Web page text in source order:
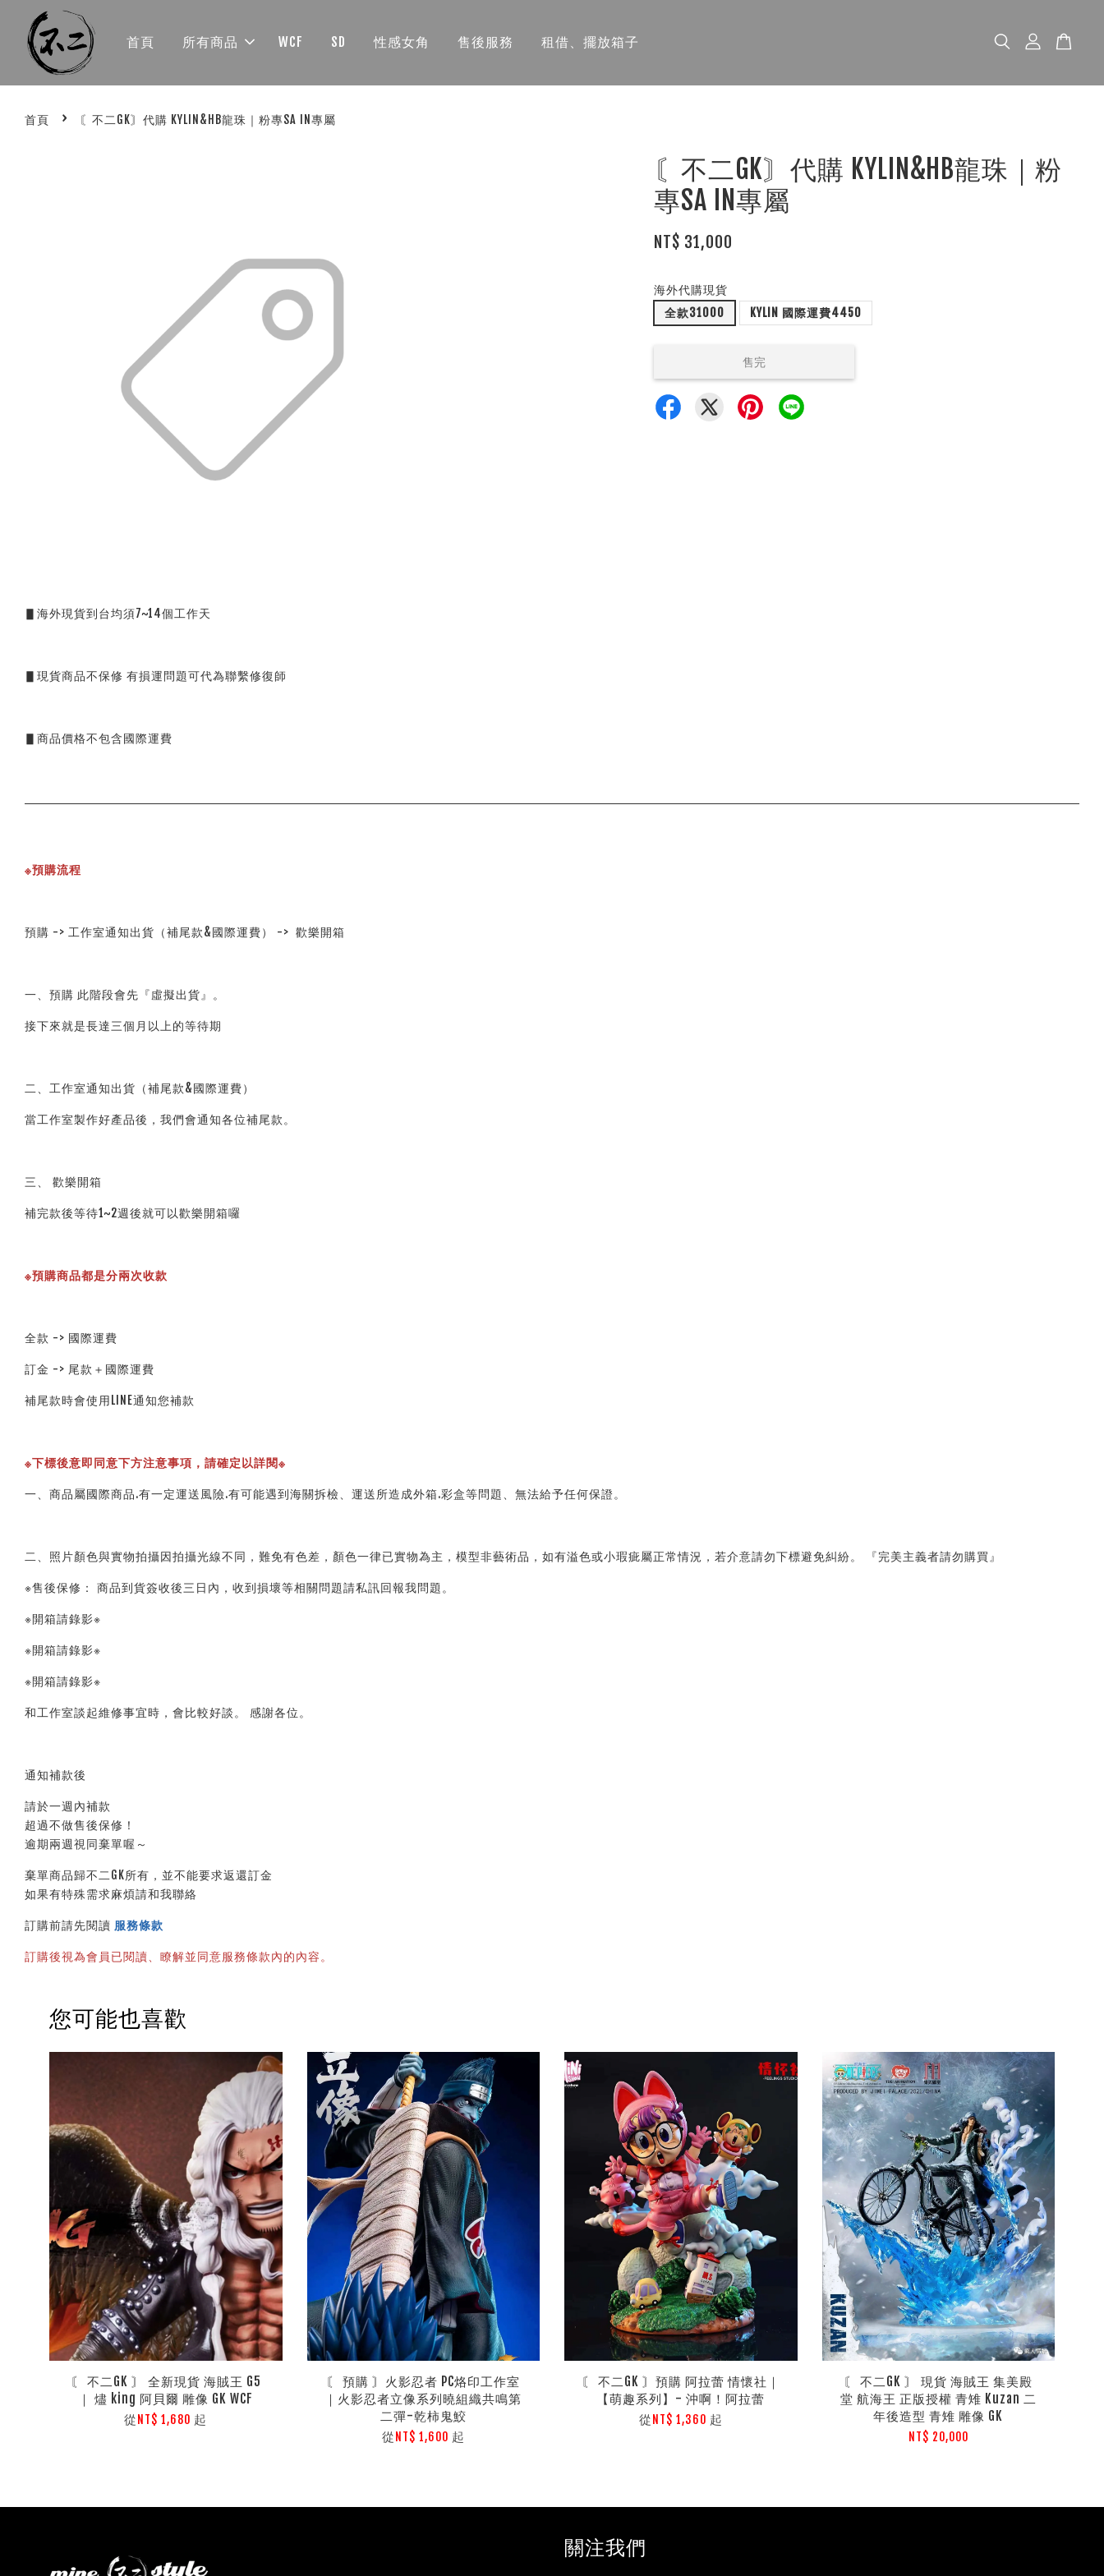
首頁 所有商品 WCF SD 性感女角 售後服務 租借、擺放箱子
首頁 › 〘不二GK〙代購 KYLIN&HB龍珠｜粉專SA IN專屬
〘不二GK〙代購 KYLIN&HB龍珠｜粉
專SA IN專屬
NT$ 31,000
海外代購現貨
全款31000
KYLIN 國際運費4450
售完
▋海外現貨到台均須7~14個工作天
▋現貨商品不保修 有損運問題可代為聯繫修復師
▋商品價格不包含國際運費
※預購流程
預購 -> 工作室通知出貨（補尾款&國際運費） -> 歡樂開箱
一、預購 此階段會先『虛擬出貨』。
接下來就是長達三個月以上的等待期
二、工作室通知出貨（補尾款&國際運費）
當工作室製作好產品後，我們會通知各位補尾款。
三、 歡樂開箱
補完款後等待1~2週後就可以歡樂開箱囉
※預購商品都是分兩次收款
全款 -> 國際運費
訂金 -> 尾款＋國際運費
補尾款時會使用LINE通知您補款
※下標後意即同意下方注意事項，請確定以詳閱※
一、商品屬國際商品.有一定運送風險.有可能遇到海關拆檢、運送所造成外箱.彩盒等問題、無法給予任何保證。
二、照片顏色與實物拍攝因拍攝光線不同，難免有色差，顏色一律已實物為主，模型非藝術品，如有溢色或小瑕疵屬正常情況，若介意請勿下標避免糾紛。 『完美主義者請勿購買』
※售後保修： 商品到貨簽收後三日內，收到損壞等相關問題請私訊回報我問題。
※開箱請錄影※
※開箱請錄影※
※開箱請錄影※
和工作室談起維修事宜時，會比較好談。 感謝各位。
通知補款後
請於一週內補款
超過不做售後保修！
逾期兩週視同棄單喔～
棄單商品歸不二GK所有，並不能要求返還訂金
如果有特殊需求麻煩請和我聯絡
訂購前請先閱讀 服務條款
訂購後視為會員已閱讀、瞭解並同意服務條款內的內容。
您可能也喜歡
〘 不二GK 〙 全新現貨 海賊王 G5
｜ 燼 king 阿貝爾 雕像 GK WCF
從 NT$ 1,680 起
〘 預購 〙火影忍者 PC烙印工作室
｜火影忍者立像系列曉組織共鳴第
二彈-乾柿鬼鮫
從 NT$ 1,600 起
〘 不二GK 〙預購 阿拉蕾 情懷社｜
【萌趣系列】- 沖啊！阿拉蕾
從 NT$ 1,360 起
〘 不二GK 〙 現貨 海賊王 集美殿
堂 航海王 正版授權 青雉 Kuzan 二
年後造型 青雉 雕像 GK
NT$ 20,000
關注我們